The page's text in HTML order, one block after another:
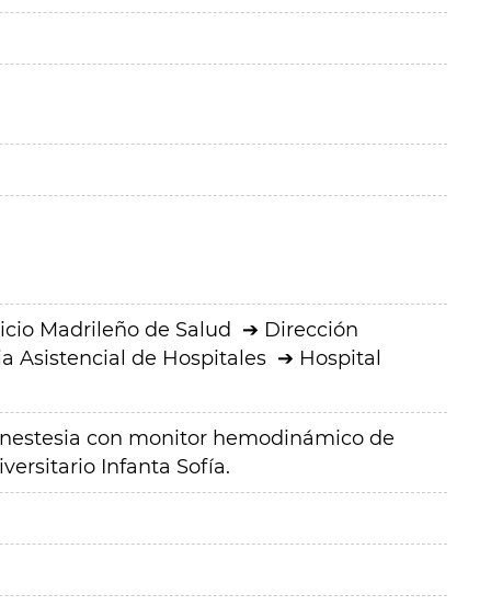
Madrileño de Salud
Dirección
Asistencial de Hospitales
Hospital
con monitor hemodinámico de
Infanta Sofía.